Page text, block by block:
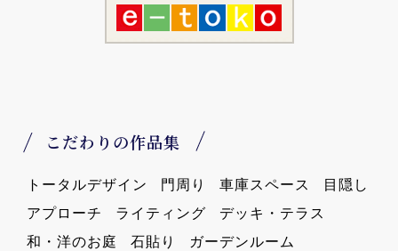
こだわりの作品集
トータルデザイン 門周り 車庫スペース
目隠し
アプローチ
ライティング
デッキ・テラス
和・洋のお庭
石貼り
ガーデンルーム